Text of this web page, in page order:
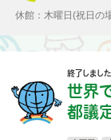
休館：木曜日(祝日の
施設案内
エコセンで楽しも
終了しました
世界
都議